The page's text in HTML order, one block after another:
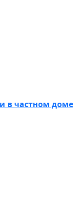
в частном доме